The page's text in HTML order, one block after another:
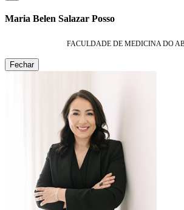
Maria Belen Salazar Posso
FACULDADE DE MEDICINA DO
Fechar